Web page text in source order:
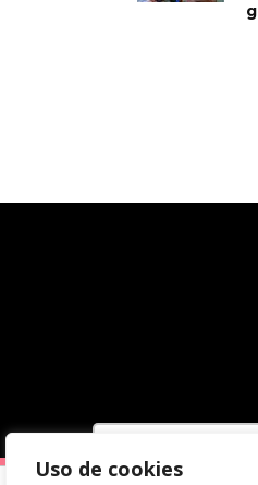
Utilizamos
Uso de cookies